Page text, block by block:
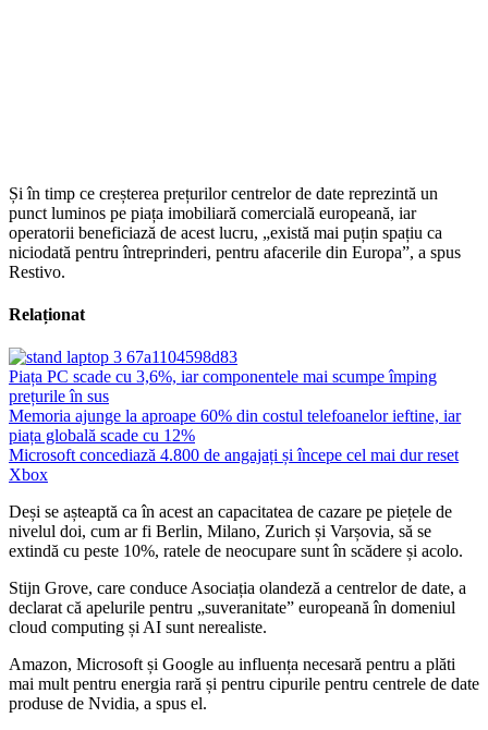
Și în timp ce creșterea prețurilor centrelor de date reprezintă un
punct luminos pe piața imobiliară comercială europeană, iar
operatorii beneficiază de acest lucru, „există mai puțin spațiu ca
niciodată pentru întreprinderi, pentru afacerile din Europa”, a spus
Restivo.
Relaționat
Piața PC scade cu 3,6%, iar componentele mai scumpe împing
prețurile în sus
Memoria ajunge la aproape 60% din costul telefoanelor ieftine, iar
piața globală scade cu 12%
Microsoft concediază 4.800 de angajați și începe cel mai dur reset
Xbox
Deși se așteaptă ca în acest an capacitatea de cazare pe piețele de
nivelul doi, cum ar fi Berlin, Milano, Zurich și Varșovia, să se
extindă cu peste 10%, ratele de neocupare sunt în scădere și acolo.
Stijn Grove, care conduce Asociația olandeză a centrelor de date, a
declarat că apelurile pentru „suveranitate” europeană în domeniul
cloud computing și AI sunt nerealiste.
Amazon, Microsoft și Google au influența necesară pentru a plăti
mai mult pentru energia rară și pentru cipurile pentru centrele de date
produse de Nvidia, a spus el.